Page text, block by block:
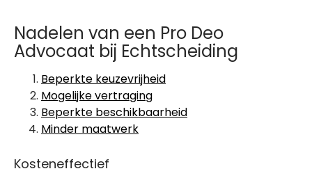
Nadelen van een Pro Deo
Advocaat bij Echtscheiding
Beperkte keuzevrijheid
Mogelijke vertraging
Beperkte beschikbaarheid
Minder maatwerk
Kosteneffectief